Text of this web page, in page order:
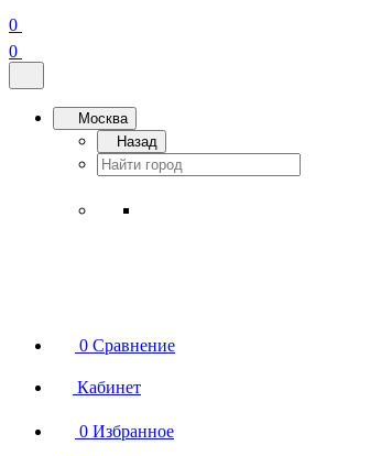
0
0
Москва
Назад
0 Сравнение
Кабинет
0 Избранное